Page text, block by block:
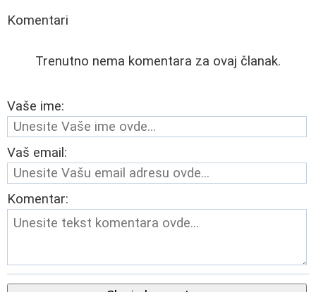
Komentari
Trenutno nema komentara za ovaj članak.
Vaše ime:
Vaš email:
Komentar: